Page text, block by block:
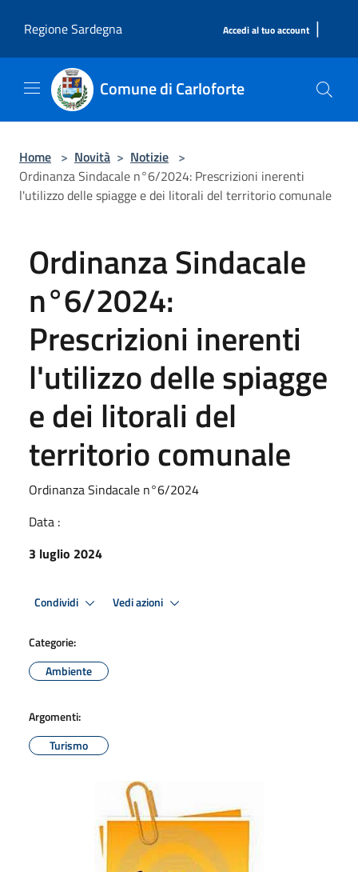
Regione Sardegna
Accedi al tuo account |
Comune di Carloforte
Home > Novità > Notizie >
Ordinanza Sindacale n°6/2024: Prescrizioni inerenti
l'utilizzo delle spiagge e dei litorali del territorio comunale
Ordinanza Sindacale
n°6/2024:
Prescrizioni inerenti
l'utilizzo delle spiagge
e dei litorali del
territorio comunale
Ordinanza Sindacale n°6/2024
Data :
3 luglio 2024
Condividi Vedi azioni
Categorie:
Ambiente
Argomenti:
Turismo